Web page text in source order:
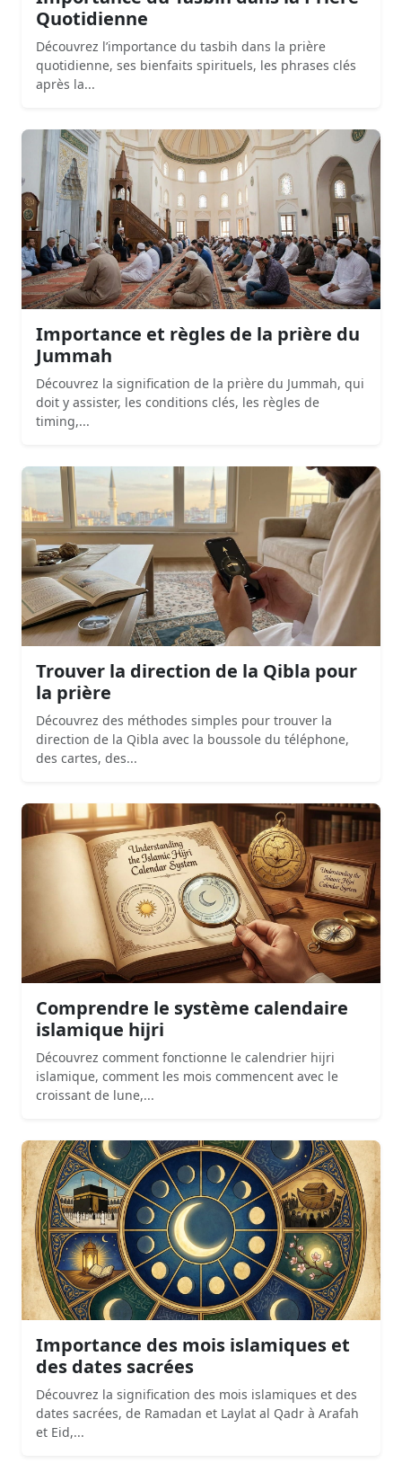
Quotidienne
Découvrez l’importance du tasbih dans la prière
quotidienne, ses bienfaits spirituels, les phrases clés
après la...
Importance et règles de la prière du
Jummah
Découvrez la signification de la prière du Jummah, qui
doit y assister, les conditions clés, les règles de
timing,...
Trouver la direction de la Qibla pour
la prière
Découvrez des méthodes simples pour trouver la
direction de la Qibla avec la boussole du téléphone,
des cartes, des...
Comprendre le système calendaire
islamique hijri
Découvrez comment fonctionne le calendrier hijri
islamique, comment les mois commencent avec le
croissant de lune,...
Importance des mois islamiques et
des dates sacrées
Découvrez la signification des mois islamiques et des
dates sacrées, de Ramadan et Laylat al Qadr à Arafah
et Eid,...